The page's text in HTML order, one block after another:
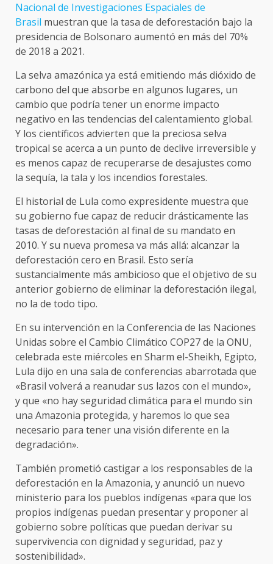
Nacional de Investigaciones Espaciales de
Brasil muestran que la tasa de deforestación bajo la
presidencia de Bolsonaro aumentó en más del 70%
de 2018 a 2021.
La selva amazónica ya está emitiendo más dióxido de
carbono del que absorbe en algunos lugares, un
cambio que podría tener un enorme impacto
negativo en las tendencias del calentamiento global.
Y los científicos advierten que la preciosa selva
tropical se acerca a un punto de declive irreversible y
es menos capaz de recuperarse de desajustes como
la sequía, la tala y los incendios forestales.
El historial de Lula como expresidente muestra que
su gobierno fue capaz de reducir drásticamente las
tasas de deforestación al final de su mandato en
2010. Y su nueva promesa va más allá: alcanzar la
deforestación cero en Brasil. Esto sería
sustancialmente más ambicioso que el objetivo de su
anterior gobierno de eliminar la deforestación ilegal,
no la de todo tipo.
En su intervención en la Conferencia de las Naciones
Unidas sobre el Cambio Climático COP27 de la ONU,
celebrada este miércoles en Sharm el-Sheikh, Egipto,
Lula dijo en una sala de conferencias abarrotada que
«Brasil volverá a reanudar sus lazos con el mundo»,
y que «no hay seguridad climática para el mundo sin
una Amazonia protegida, y haremos lo que sea
necesario para tener una visión diferente en la
degradación».
También prometió castigar a los responsables de la
deforestación en la Amazonia, y anunció un nuevo
ministerio para los pueblos indígenas «para que los
propios indígenas puedan presentar y proponer al
gobierno sobre políticas que puedan derivar su
supervivencia con dignidad y seguridad, paz y
sostenibilidad».